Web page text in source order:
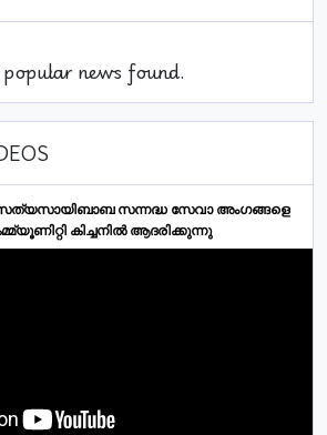
news found.
സത്യസായിബാബ സന്നദ്ധ സേവാ അംഗങ്ങളെ
കിച്ചനിൽ ആദരിക്കുന്നു